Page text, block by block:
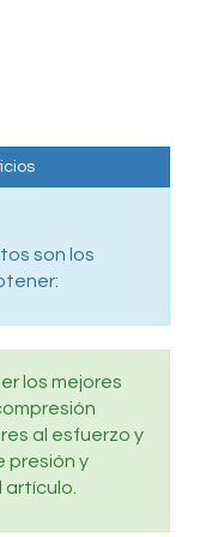
son los
los mejores
al esfuerzo y
presión y